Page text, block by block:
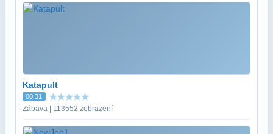
Katapult
00:31
Zábava | 113552 zobrazení